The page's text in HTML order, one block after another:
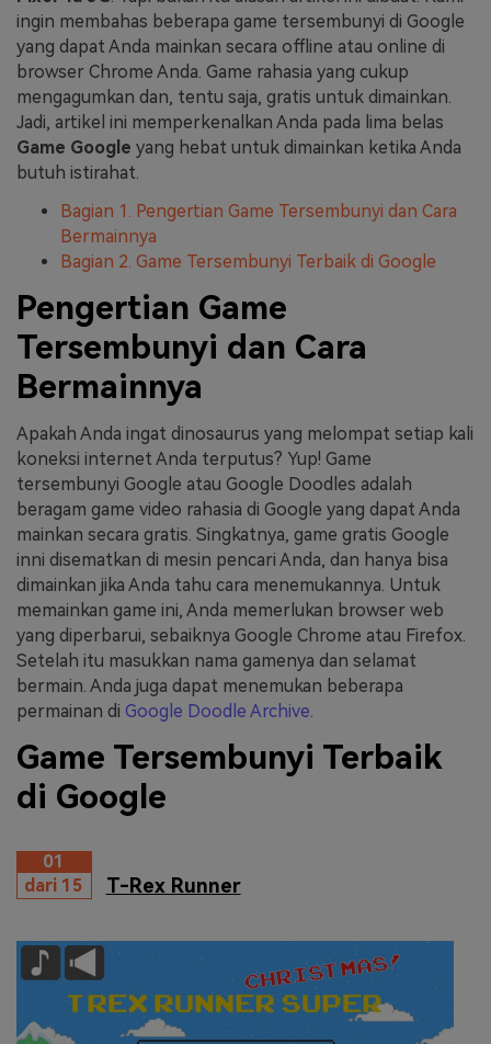
Postingan Terbaru
Jelajahi Lebih Banyak >>
ingin membahas beberapa game tersembunyi di Google
yang dapat Anda mainkan secara offline atau online di
browser Chrome Anda. Game rahasia yang cukup
mengagumkan dan, tentu saja, gratis untuk dimainkan.
Jadi, artikel ini memperkenalkan Anda pada lima belas
Game Google yang hebat untuk dimainkan ketika Anda
butuh istirahat.
Bagian 1. Pengertian Game Tersembunyi dan Cara
Bermainnya
Bagian 2. Game Tersembunyi Terbaik di Google
Pengertian Game
Tersembunyi dan Cara
Bermainnya
Apakah Anda ingat dinosaurus yang melompat setiap kali
koneksi internet Anda terputus? Yup! Game
tersembunyi Google atau Google Doodles adalah
beragam game video rahasia di Google yang dapat Anda
mainkan secara gratis. Singkatnya, game gratis Google
inni disematkan di mesin pencari Anda, dan hanya bisa
dimainkan jika Anda tahu cara menemukannya. Untuk
memainkan game ini, Anda memerlukan browser web
yang diperbarui, sebaiknya Google Chrome atau Firefox.
Setelah itu masukkan nama gamenya dan selamat
bermain. Anda juga dapat menemukan beberapa
permainan di Google Doodle Archive.
Game Tersembunyi Terbaik
di Google
01
dari 15
T-Rex Runner